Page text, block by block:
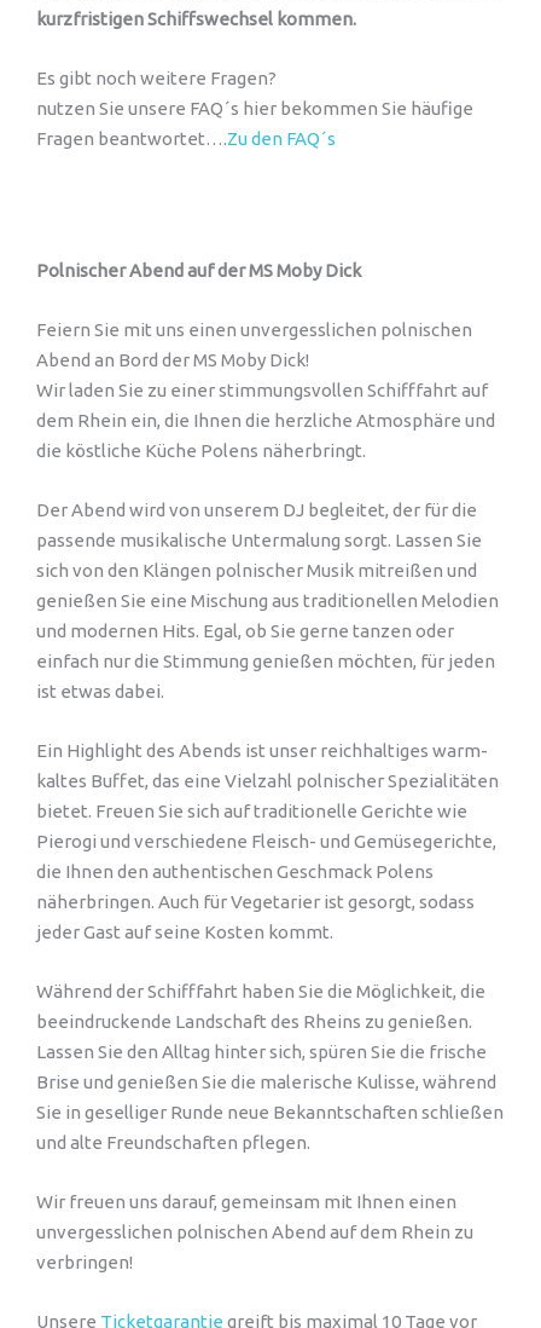
kurzfristigen Schiffswechsel kommen.
Es gibt noch weitere Fragen?
nutzen Sie unsere FAQ´s hier bekommen Sie häufige
Fragen beantwortet….Zu den FAQ´s
Polnischer Abend auf der MS Moby Dick
Feiern Sie mit uns einen unvergesslichen polnischen
Abend an Bord der MS Moby Dick!
Wir laden Sie zu einer stimmungsvollen Schifffahrt auf
dem Rhein ein, die Ihnen die herzliche Atmosphäre und
die köstliche Küche Polens näherbringt.
Der Abend wird von unserem DJ begleitet, der für die
passende musikalische Untermalung sorgt. Lassen Sie
sich von den Klängen polnischer Musik mitreißen und
genießen Sie eine Mischung aus traditionellen Melodien
und modernen Hits. Egal, ob Sie gerne tanzen oder
einfach nur die Stimmung genießen möchten, für jeden
ist etwas dabei.
Ein Highlight des Abends ist unser reichhaltiges warm-
kaltes Buffet, das eine Vielzahl polnischer Spezialitäten
bietet. Freuen Sie sich auf traditionelle Gerichte wie
Pierogi und verschiedene Fleisch- und Gemüsegerichte,
die Ihnen den authentischen Geschmack Polens
näherbringen. Auch für Vegetarier ist gesorgt, sodass
jeder Gast auf seine Kosten kommt.
Während der Schifffahrt haben Sie die Möglichkeit, die
beeindruckende Landschaft des Rheins zu genießen.
Lassen Sie den Alltag hinter sich, spüren Sie die frische
Brise und genießen Sie die malerische Kulisse, während
Sie in geselliger Runde neue Bekanntschaften schließen
und alte Freundschaften pflegen.
Wir freuen uns darauf, gemeinsam mit Ihnen einen
unvergesslichen polnischen Abend auf dem Rhein zu
verbringen!
Unsere Ticketgarantie greift bis maximal 10 Tage vor